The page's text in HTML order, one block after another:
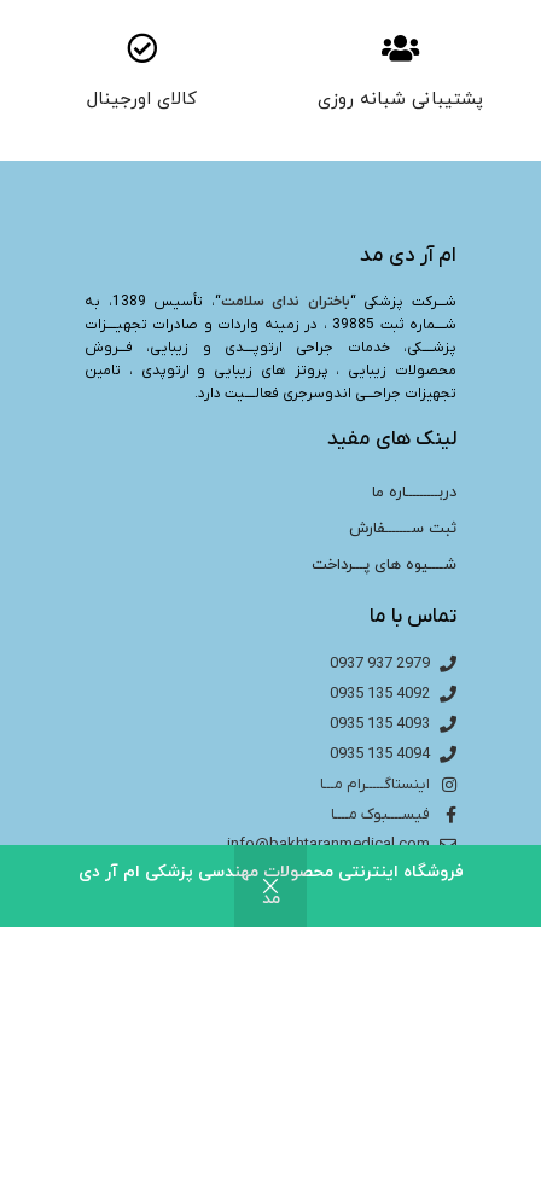
فروشگاه اینترنتی محصولات مهندسی پزشکی ام آر دی
مد
پشتیبانی شبانه روزی کالای اورجینال
ام آر دی مد
شـــرکت پزشکی “باختران ندای سلامت
“، تأسیس 1389، به
شــــماره ثبت 39885 ، در زمینه واردات و صادرات تجهیــــزات
پزشــــکی، خدمات جراحی ارتوپــــدی و زیبایی، فـــروش
محصولات زیبایی ، پروتز های زیبایی و ارتوپدی ، تامین
تجهیزات جراحـــی اندوسرجری فعالــــیت دارد.
لینک های مفید
دربـــــــــاره ما
ثبت ســـــــفارش
شــــیوه های پـــرداخت
تماس با ما
2979 937 0937
4092 135 0935
4093 135 0935
4094 135 0935
اینستاگـــــرام مـــا
فیســــبوک مــــا
info@bakhtaranmedical.com